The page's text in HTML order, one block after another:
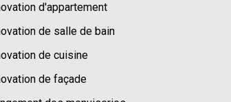
d'appartement
de salle de bain
de cuisine
de façade